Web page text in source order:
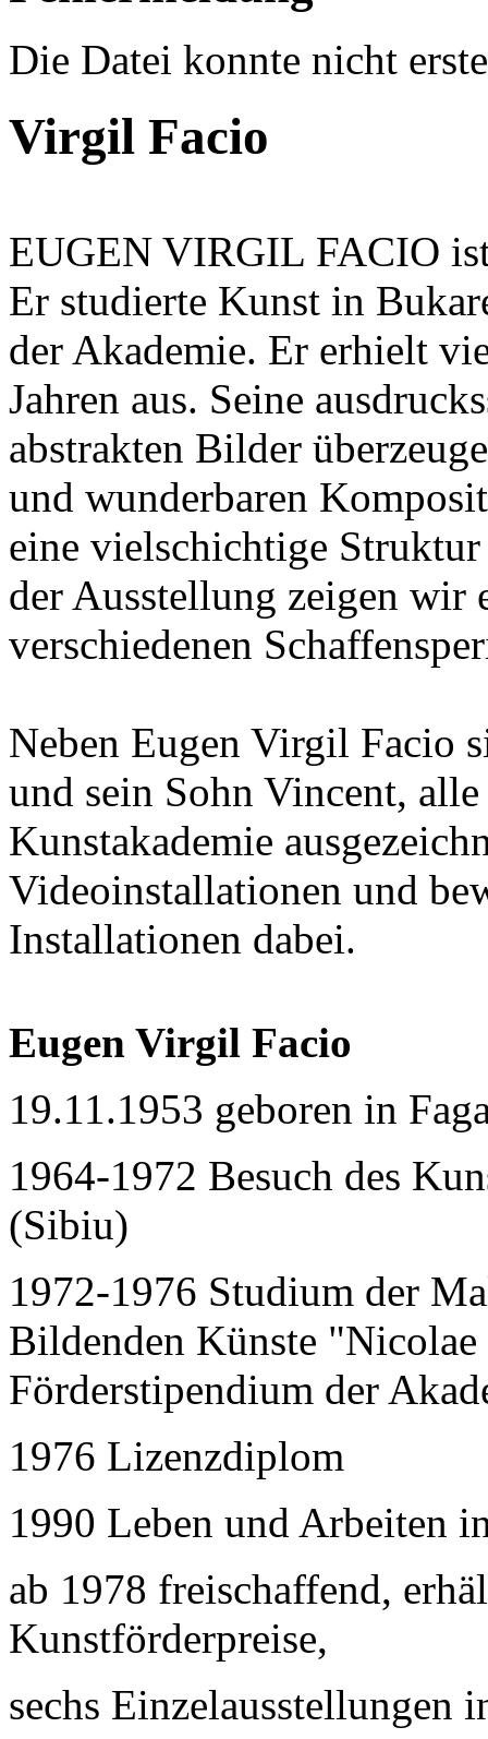
Die Datei konnte nicht
Virgil Facio
EUGEN VIRGIL FACIO
Er studierte Kunst in
der Akademie. Er erhielt
Jahren aus. Seine
abstrakten Bilder
und wunderbaren
eine vielschichtige
der Ausstellung zeigen wir
verschiedenen
Neben Eugen Virgil Facio
und sein Sohn Vincent,
Kunstakademie
Videoinstallationen und
Installationen dabei.
Eugen Virgil Facio
19.11.1953 geboren in
1964-1972 Besuch des
(Sibiu)
1972-1976 Studium der
Bildenden Künste
Förderstipendium der
1976 Lizenzdiplom
1990 Leben und Arbeiten
ab 1978 freischaffend,
Kunstförderpreise,
sechs Einzelausstellungen